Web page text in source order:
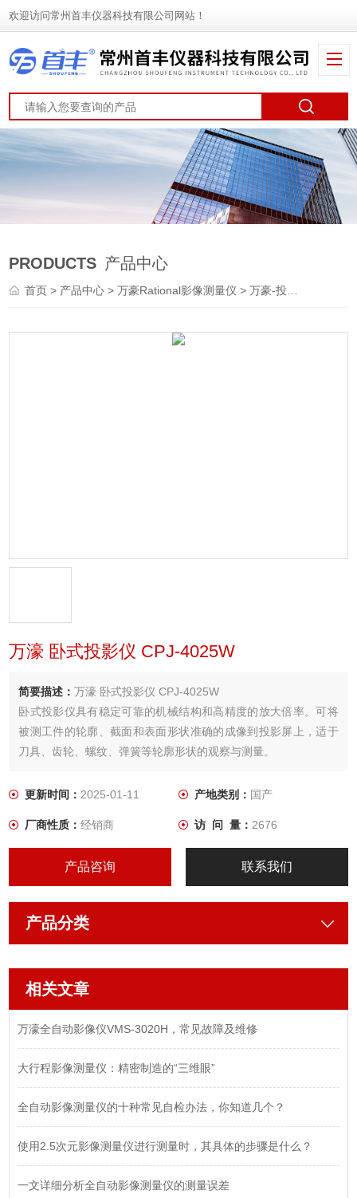
欢迎访问常州首丰仪器科技有限公司网站！
PRODUCTS 产品中心
首页> 产品中心 >万豪Rational影像测量仪 >万豪-投影仪
万濠 卧式投影仪 CPJ-4025W
简要描述：万濠 卧式投影仪 CPJ-4025W
卧式投影仪具有稳定可靠的机械结构和高精度的放大倍率。可将
被测工件的轮廓、截面和表面形状准确的成像到投影屏上，适于
刀具、齿轮、螺纹、弹簧等轮廓形状的观察与测量。
更新时间：2025-01-11 产地类别： 国产
厂商性质：经销商 访 问 量： 2676
产品咨询 联系我们
产品分类
相关文章
万濠全自动影像仪VMS-3020H，常见故障及维修
大行程影像测量仪：精密制造的“三维眼”
全自动影像测量仪的十种常见自检办法，你知道几个？
使用2.5次元影像测量仪进行测量时，其具体的步骤是什么？
一文详细分析全自动影像测量仪的测量误差